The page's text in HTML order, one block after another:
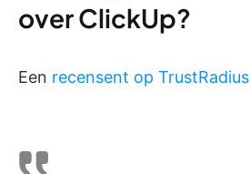
over ClickUp?
Een recensent op TrustRadius